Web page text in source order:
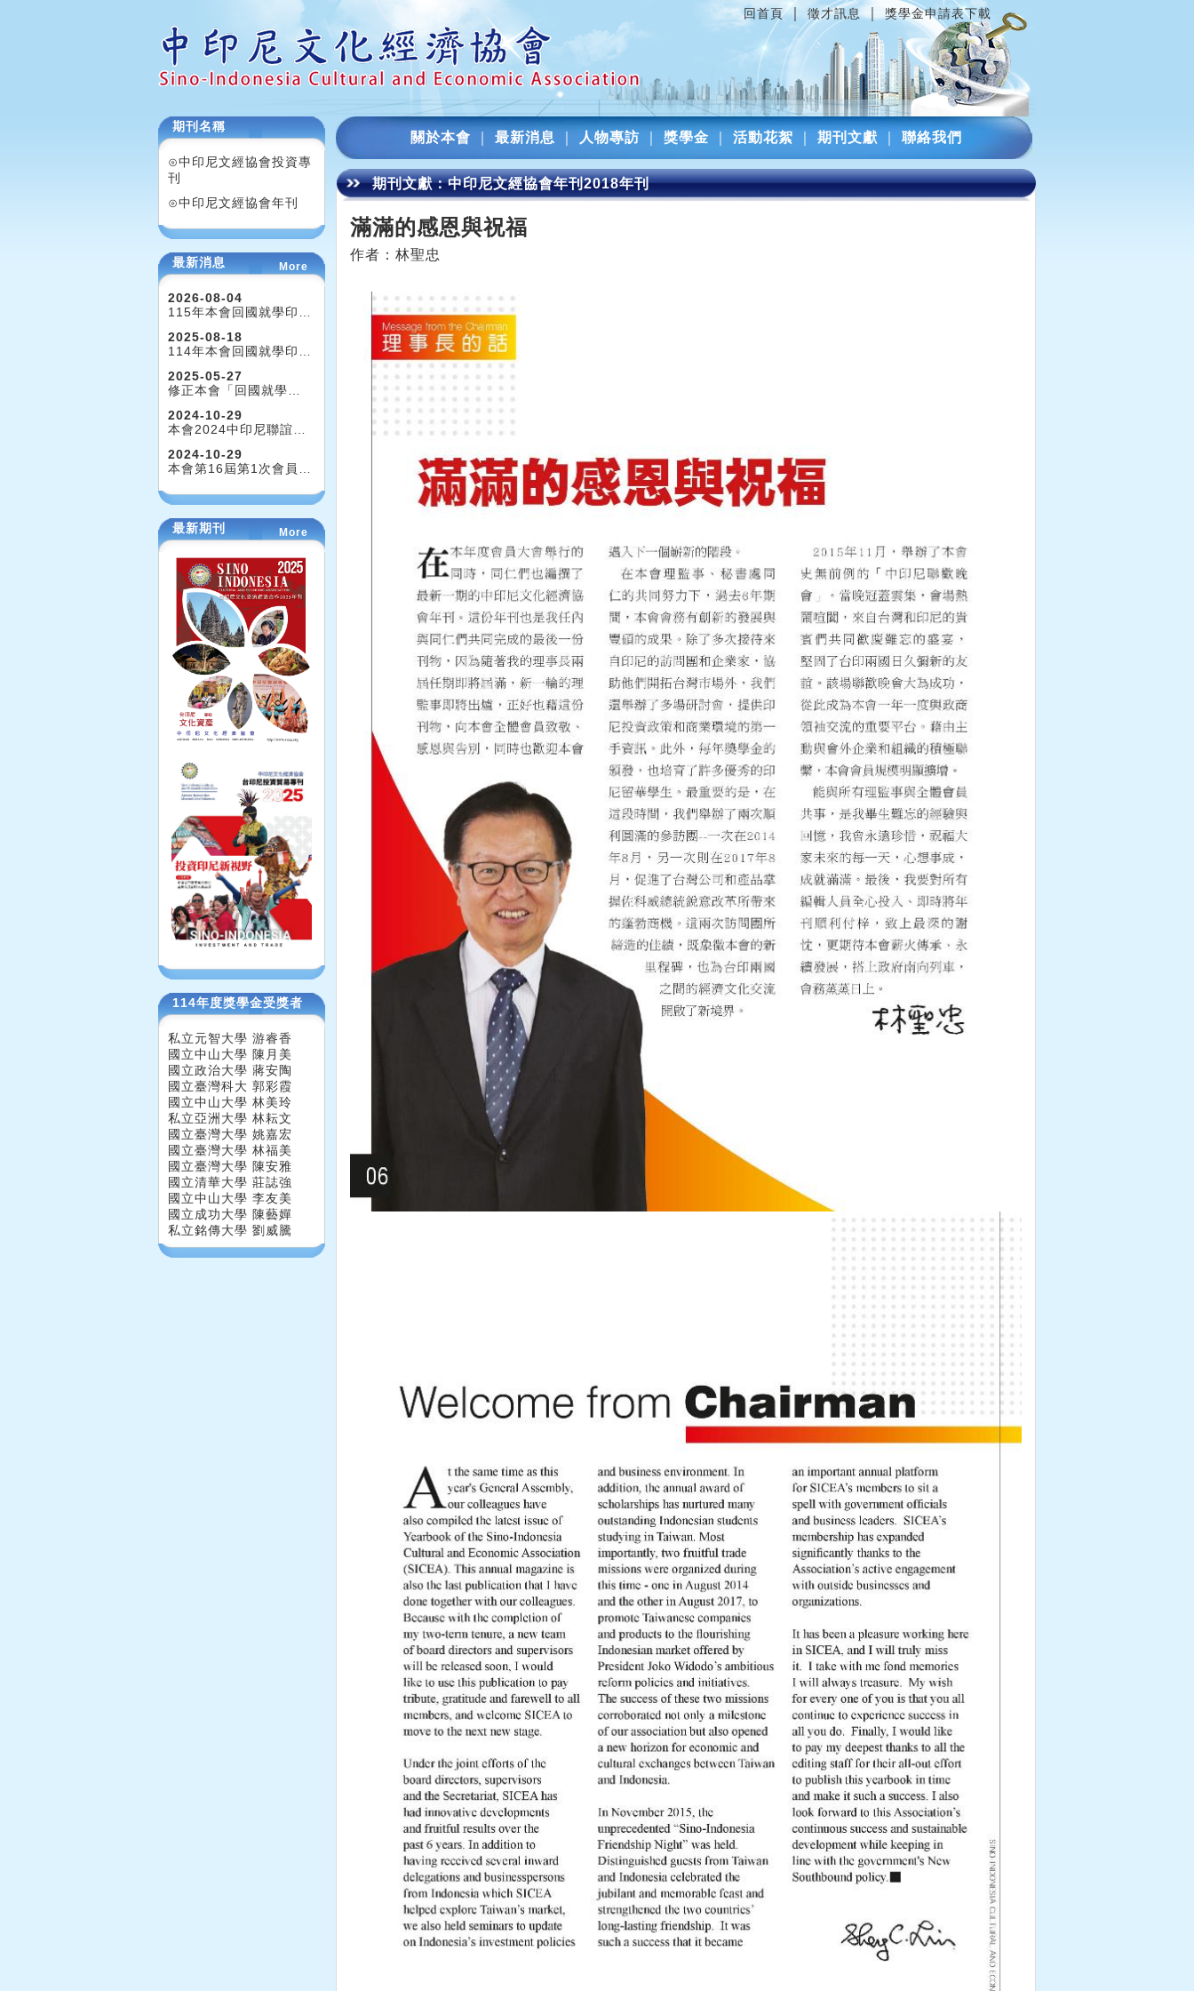
回首頁｜ 徵才訊息｜ 獎學金申請表下載
期刊名稱
⊙中印尼文經協會投資專
刊
⊙中印尼文經協會年刊
最新消息 More
2026-08-04
115年本會回國就學印…
2025-08-18
114年本會回國就學印…
2025-05-27
修正本會「回國就學…
2024-10-29
本會2024中印尼聯誼…
2024-10-29
本會第16屆第1次會員…
最新期刊 More
114年度獎學金受獎者
私立元智大學 游睿香
國立中山大學 陳月美
國立政治大學 蔣安陶
國立臺灣科大 郭彩霞
國立中山大學 林美玲
私立亞洲大學 林耘文
國立臺灣大學 姚嘉宏
國立臺灣大學 林福美
國立臺灣大學 陳安雅
國立清華大學 莊誌強
國立中山大學 李友美
國立成功大學 陳藝嬋
私立銘傳大學 劉威騰
關於本會 最新消息 人物專訪 獎學金 活動花絮 期刊文獻 聯絡我們
期刊文獻：中印尼文經協會年刊2018年刊
滿滿的感恩與祝福
作者：林聖忠